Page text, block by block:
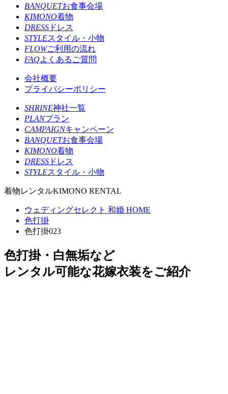
BANQUETお食事会場
KIMONO着物
DRESS ドレス
STYLEスタイル・小物
FLOWご利用の流れ
FAQよくあるご質問
会社概要
プライバシーポリシー
SHRINE神社一覧
PLANプラン
CAMPAIGNキャンペーン
BANQUETお食事会場
KIMONO着物
DRESS ドレス
STYLEスタイル・小物
着物レンタルKIMONO RENTAL
ウェディングセレクト 和婚 HOME
色打掛
色打掛023
色打掛・白無垢など
レンタル可能な花嫁衣装をご紹介